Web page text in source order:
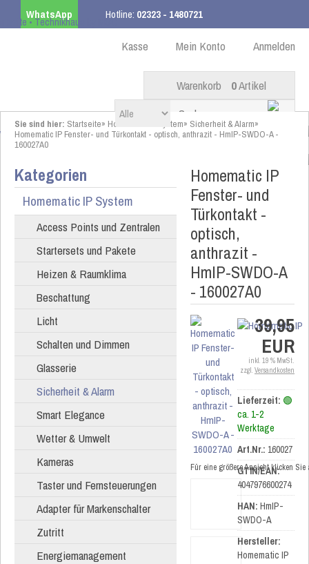
WhatsApp Hotline: 02323 - 1480721
ab 99,00 € innerhalb DE Anmelden
Mein Konto
Kasse
Warenkorb 0Artikel
Sie sind hier: Startseite» Homematic IP System» Sicherheit & Alarm»
Homematic IP Fenster- und Türkontakt - optisch, anthrazit - HmIP-SWDO-A -
160027A0
Kategorien
Homematic IP System
Access Points und Zentralen
Startersets und Pakete
Heizen & Raumklima
Beschattung
Licht
Schalten und Dimmen
Glasserie
Sicherheit & Alarm
Smart Elegance
Wetter & Umwelt
Kameras
Taster und Fernsteuerungen
Adapter für Markenschalter
Zutritt
Energiemanagement
Homematic IP
Fenster- und
Türkontakt -
optisch,
anthrazit -
HmIP-SWDO-A
- 160027A0
Für eine größere Ansicht klicken
39,95
EUR
inkl. 19 % MwSt.
zzgl. Versandkosten
Lieferzeit: 🟢
ca. 1-2
Werktage
Art.Nr.: 160027
GTIN/EAN:
4047976600274
HAN: HmIP-
SWDO-A
Hersteller:
Homematic IP